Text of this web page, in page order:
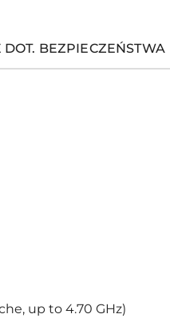
DOT. BEZPIECZEŃSTWA
up to 4.70 GHz)